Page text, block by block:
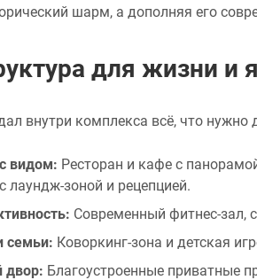
шарм, а дополняя его
для жизни и
внутри комплекса всё, что
видом: Ресторан и кафе с
лаундж-зоной и рецепцией.
Современный фитнес-зал,
семьи: Коворкинг-зона и детская
двор: Благоустроенные приватные